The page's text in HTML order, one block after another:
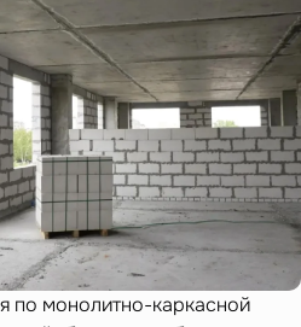
по монолитно-каркасной